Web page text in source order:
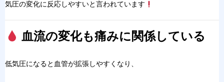
気圧の変化に反応しやすいと言われています
血流の変化も痛みに関係している
低気圧に なると血管が拡張しやすくなり、